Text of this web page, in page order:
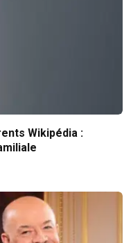
Wikipédia :